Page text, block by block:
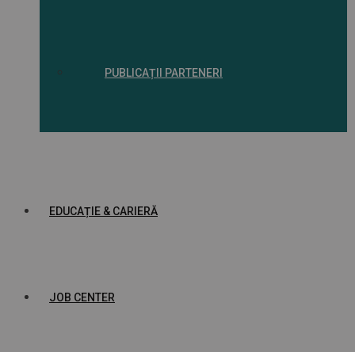
PUBLICAȚII PARTENERI
EDUCAȚIE & CARIERĂ
JOB CENTER